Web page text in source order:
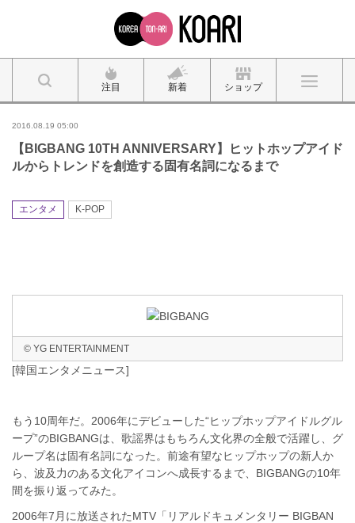
注目 新着 ショップ
2016.08.19 05:00
【BIGBANG 10TH ANNIVERSARY】ヒットホップアイド
ルからトレンドを創造する固有名詞になるまで
エンタメ K-POP
© YG ENTERTAINMENT
[韓国エンタメニュース]
もう10周年だ。2006年にデビューした“ヒップホップアイドルグル
ープ”のBIGBANGは、歌謡界はもちろん文化界の全般で活躍し、グ
ループ名は固有名詞になった。前途有望なヒップホップの新人か
ら、波及力のある文化アイコンへ成長するまで、BIGBANGの10年
間を振り返ってみた。
2006年7月に放送されたMTV「リアルドキュメンタリー BIGBAN